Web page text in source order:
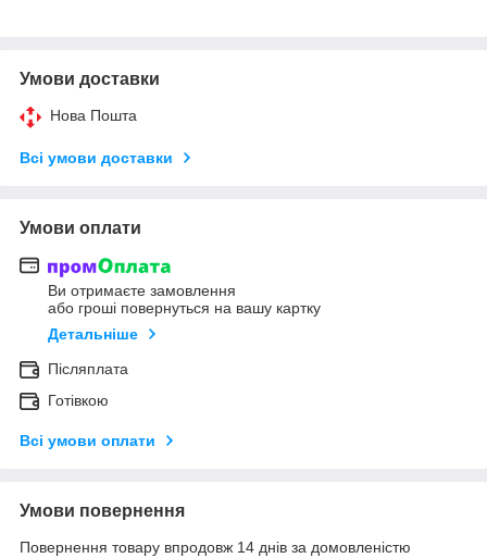
Умови доставки
Нова Пошта
Всі умови доставки
Умови оплати
Ви отримаєте замовлення
або гроші повернуться на вашу картку
Детальніше
Післяплата
Готівкою
Всі умови оплати
Умови повернення
Повернення товару впродовж 14 днів за домовленістю